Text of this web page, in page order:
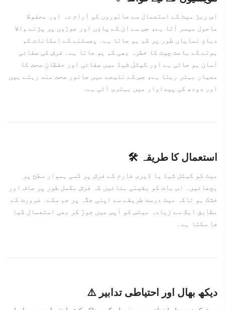
اس ربڑ میٹ کے استعمال سے جانوروں کو آرام دہ اور محفوظ
ماحول میسر آتا ہے، جس سے ان کے پاؤں اور جوڑوں پر پڑنے والا
دباؤ نمایاں طور پر کم ہو جاتا ہے۔ پھسلنے کے امکانات کم
ہونے کے باعث چوٹ کا خطرہ بھی کم ہو جاتا ہے۔ فرش کی صفائی
آسان ہو جاتی ہے اور کیٹل شیڈ میں صفائی اور حفظانِ صحت کا
معیار بہتر رہتا ہے، جس کے نتیجے میں جانور صحت مند رہتے ہیں
اور دودھ کی پیداوار میں بہتری آتی ہے۔
🛠️ استعمال کا طریقہ
میٹ کو کیٹل شیڈ یا ڈیری فارم کے فرش پر کسی ہموار سطح پر
بچھائیں۔ اس بات کو یقینی بنائیں کہ فرش مکمل طور پر صاف اور
خشک ہو تاکہ میٹ درست طریقے سے اپنی جگہ پر جم سکے۔ ضرورت کے
مطابق ایک سے زیادہ میٹس کو آپس میں جوڑ کر بھی استعمال کیا
جا سکتا ہے۔
⚠️ دیکھ بھال اور احتیاطی تدابیر